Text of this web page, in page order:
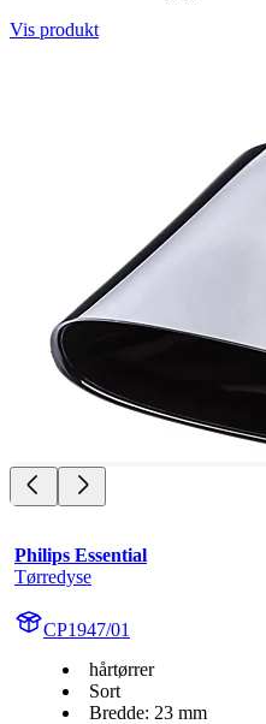
Vis produkt
Philips Essential
Tørredyse
CP1947/01
hårtørrer
Sort
Bredde: 23 mm